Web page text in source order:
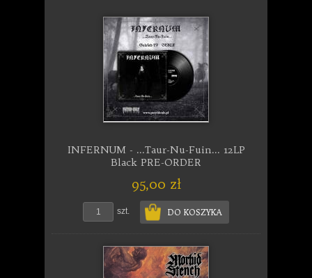
INFERNUM - ...Taur-Nu-Fuin... 12LP
Black PRE-ORDER
95,00 zł
szt. DO KOSZYKA